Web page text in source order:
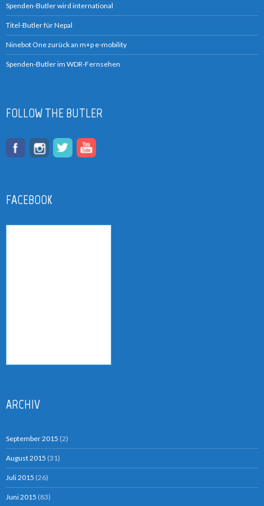
Spenden-Butler wird international
Titel-Butler für Nepal
Ninebot One zurück an m+p e-mobility
Spenden-Butler im WDR-Fernsehen
FOLLOW THE BUTLER
FACEBOOK
ARCHIV
September 2015 (2)
August 2015 (31)
Juli 2015 (26)
Juni 2015 (83)